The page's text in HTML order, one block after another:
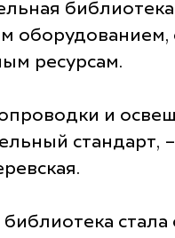
ресурсам.
и
стандарт,